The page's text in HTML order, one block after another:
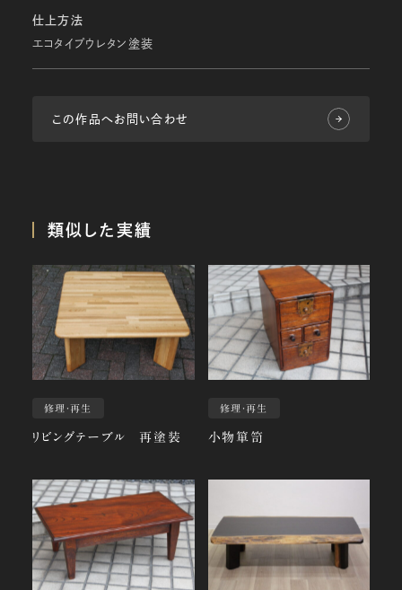
仕上方法
エコタイプウレタン塗装
この作品へお問い合わせ
類似した実績
修理・再生
リビングテーブル 再塗装
修理・再生
小物箪笥